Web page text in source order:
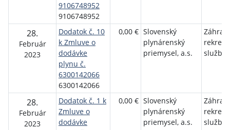
9106748952
9106748952
28.
Február
2023
Dodatok č. 10
k Zmluve o
dodávke
plynu č.
6300142066
6300142066
0,00 € Slovenský
plynárenský
priemysel, a.s.
služby
28.
Február
2023
Dodatok č. 1 k
Zmluve o
dodávke
0,00 € Slovenský
plynárenský
priemysel, a.s.
služby